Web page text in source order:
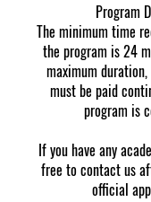
Program
The minimum time
the program is 24
maximum
must be paid
program is
If you have any
free to contact us
official